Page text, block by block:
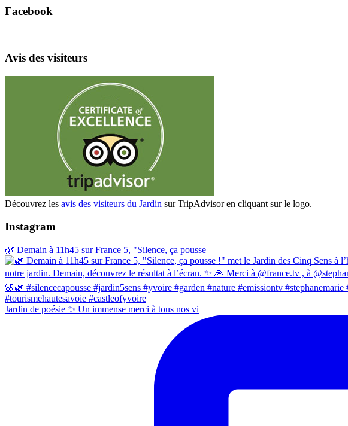
Facebook
Avis des visiteurs
Découvrez les avis des visiteurs du Jardin sur TripAdvisor en cliquant sur le logo.
Instagram
🌿 Demain à 11h45 sur France 5, "Silence, ça pousse
Jardin de poésie ✨ Un immense merci à tous nos vi